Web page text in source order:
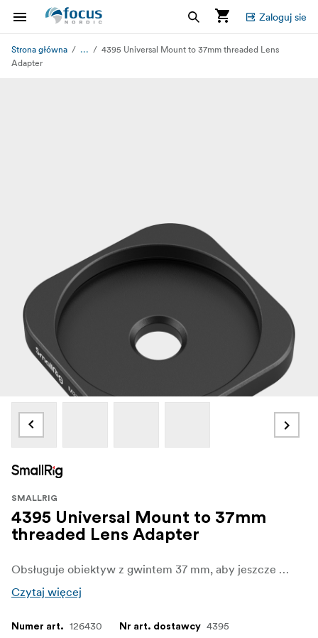
Zaloguj sie
Strona główna ...
4395 Universal Mount to 37mm threaded Lens
Adapter
SMALLRIG
4395 Universal Mount to 37mm
threaded Lens Adapter
Obsługuje obiektyw z gwintem 37 mm, aby jeszcze bardziej poprawić jakość obrazu podczas fotografowania telefonem komórkowym
Czytaj więcej
Numer art. 126430 Nr art. dostawcy 4395